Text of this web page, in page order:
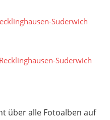
über alle Fotoalben auf